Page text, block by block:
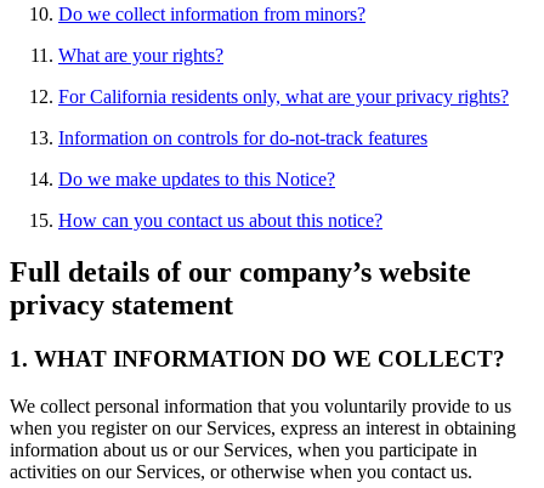
Do we collect information from minors?
What are your rights?
For California residents only, what are your privacy rights?
Information on controls for do-not-track features
Do we make updates to this Notice?
How can you contact us about this notice?
Full details of our company’s website
privacy statement
1. WHAT INFORMATION DO WE COLLECT?
We collect personal information that you voluntarily provide to us
when you register on our Services, express an interest in obtaining
information about us or our Services, when you participate in
activities on our Services, or otherwise when you contact us.